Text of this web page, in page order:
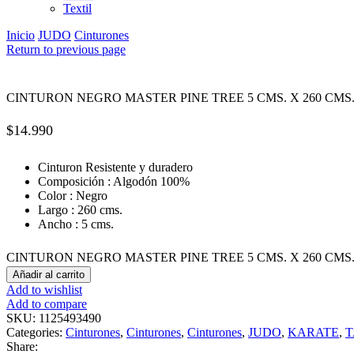
Textil
Inicio JUDO Cinturones
Return to previous page
CINTURON NEGRO MASTER PINE TREE 5 CMS. X 260 CMS.
$14.990
Cinturon Resistente y duradero
Composición : Algodón 100%
Color : Negro
Largo : 260 cms.
Ancho : 5 cms.
CINTURON NEGRO MASTER PINE TREE 5 CMS. X 260 CMS.
Añadir al carrito
Add to wishlist
Add to compare
SKU: 1125493490
Categories: Cinturones, Cinturones, Cinturones, JUDO, KARATE,
Share: